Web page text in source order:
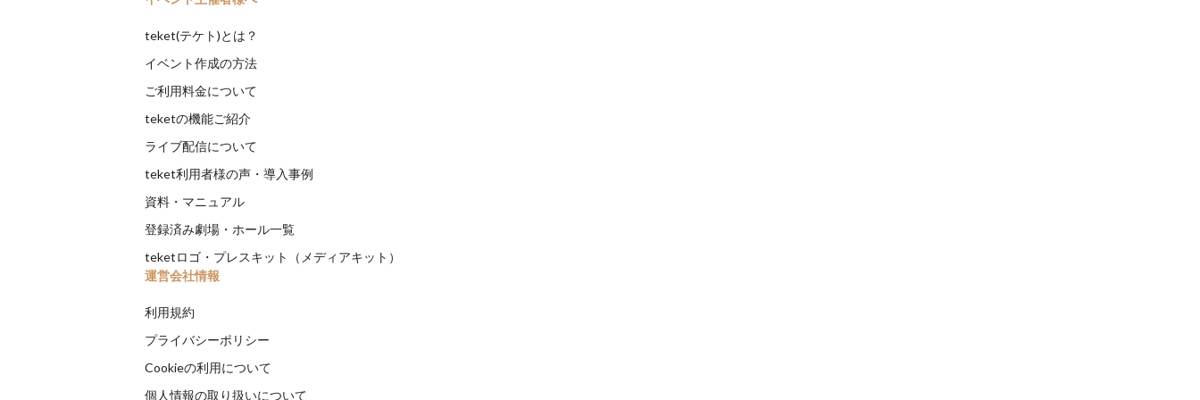
teket(テケト)とは？
イベント作成の方法
ご利用料金について
teketの機能ご紹介
ライブ配信について
teket利用者様の声・導入事例
資料・マニュアル
登録済み劇場・ホール一覧
teketロゴ・プレスキット（メディアキット）
運営会社情報
利用規約
プライバシーポリシー
Cookieの利用について
個人情報の取り扱いについて